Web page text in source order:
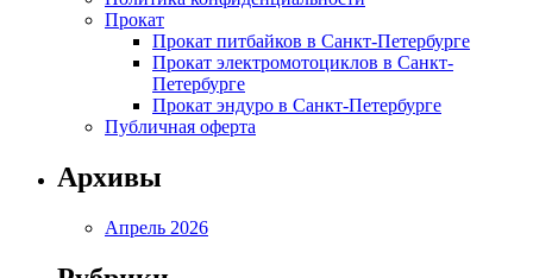
Прокат
Прокат питбайков в Санкт-Петербурге
Прокат электромотоциклов в Санкт-
Петербурге
Прокат эндуро в Санкт-Петербурге
Публичная оферта
Архивы
Апрель 2026